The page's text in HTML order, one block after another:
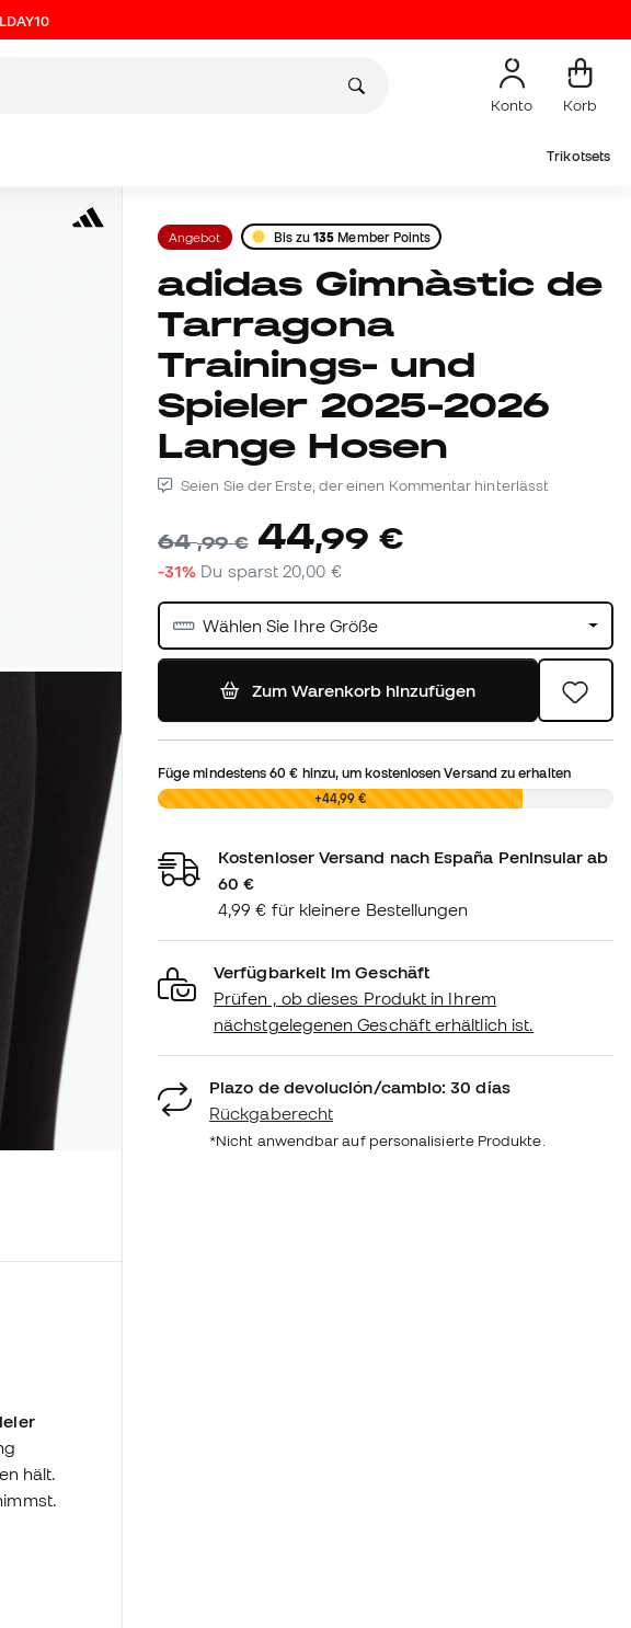
Konto Korb
Trikotsets
hält.
Angebot Bis zu135 Member Points
adidas Gimnàstic de
Tarragona
Trainings- und
Spieler 2025-2026
Lange Hosen
Seien Sie der Erste, der einen Kommentar hinterlässt
64,99 € 44,99 €
-31% Du sparst 20,00 €
Wählen Sie Ihre Größe
Zum Warenkorb hinzufügen
Füge mindestens60 € hinzu, um kostenlosen Versand zu erhalten
0,00 € +44,99 €
Kostenloser Versand nach España Peninsular ab
60 €
4,99 € für kleinere Bestellungen
Verfügbarkeit im Geschäft
Prüfen , ob dieses Produkt in Ihrem
nächstgelegenen Geschäft erhältlich ist.
Plazo de devolución/cambio: 30 días
Rückgaberecht
*Nicht anwendbar auf personalisierte Produkte.